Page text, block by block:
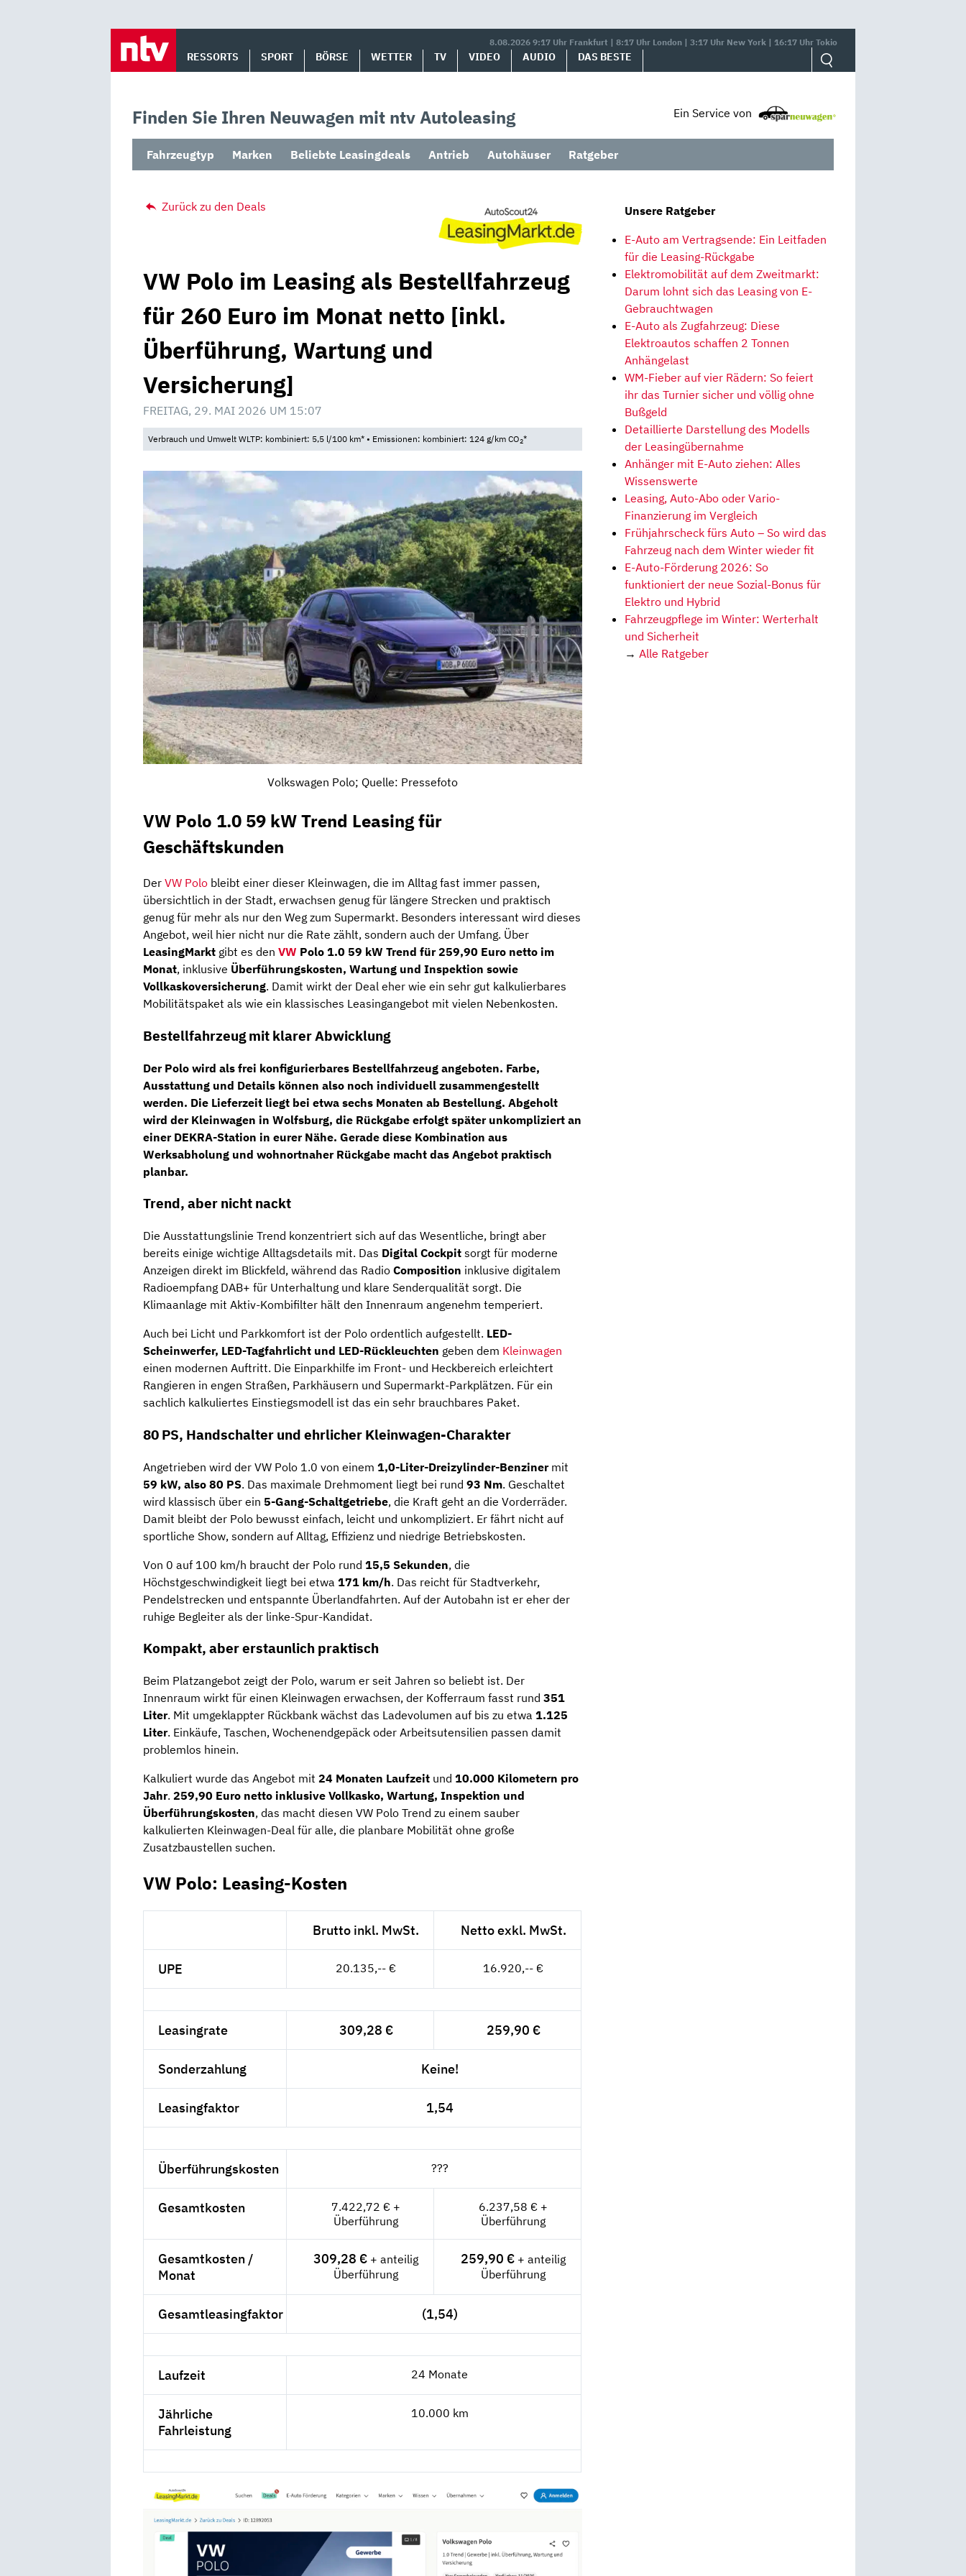
8.08.2026 9:17 Uhr Frankfurt | 8:17 Uhr London | 3:17 Uhr New York | 16:17 Uhr Tokio
RESSORTS SPORT BÖRSE WETTER TV VIDEO AUDIO DAS BESTE
Finden Sie Ihren Neuwagen mit ntv Autoleasing Ein Service von
Fahrzeugtyp Marken Beliebte Leasingdeals Antrieb Autohäuser Ratgeber
Zurück zu den Deals
VW Polo im Leasing als Bestellfahrzeug
für 260 Euro im Monat netto [inkl.
Überführung, Wartung und
Versicherung]
FREITAG, 29. MAI 2026 UM 15:07
Verbrauch und Umwelt WLTP: kombiniert: 5,5 l/100 km* • Emissionen: kombiniert: 124 g/km CO2*
Volkswagen Polo; Quelle: Pressefoto
VW Polo 1.0 59 kW Trend Leasing für
Geschäftskunden
Der VW Polo bleibt einer dieser Kleinwagen, die im Alltag fast immer passen,
übersichtlich in der Stadt, erwachsen genug für längere Strecken und praktisch
genug für mehr als nur den Weg zum Supermarkt. Besonders interessant wird dieses
Angebot, weil hier nicht nur die Rate zählt, sondern auch der Umfang. Über
LeasingMarkt gibt es den VW Polo 1.0 59 kW Trend für 259,90 Euro netto im
Monat, inklusive Überführungskosten, Wartung und Inspektion sowie
Vollkaskoversicherung. Damit wirkt der Deal eher wie ein sehr gut kalkulierbares
Mobilitätspaket als wie ein klassisches Leasingangebot mit vielen Nebenkosten.
Bestellfahrzeug mit klarer Abwicklung
Der Polo wird als frei konfigurierbares Bestellfahrzeug angeboten. Farbe,
Ausstattung und Details können also noch individuell zusammengestellt
werden. Die Lieferzeit liegt bei etwa sechs Monaten ab Bestellung. Abgeholt
wird der Kleinwagen in Wolfsburg, die Rückgabe erfolgt später unkompliziert an
einer DEKRA-Station in eurer Nähe. Gerade diese Kombination aus
Werksabholung und wohnortnaher Rückgabe macht das Angebot praktisch
planbar.
Trend, aber nicht nackt
Die Ausstattungslinie Trend konzentriert sich auf das Wesentliche, bringt aber
bereits einige wichtige Alltagsdetails mit. Das Digital Cockpit sorgt für moderne
Anzeigen direkt im Blickfeld, während das Radio Composition inklusive digitalem
Radioempfang DAB+ für Unterhaltung und klare Senderqualität sorgt. Die
Klimaanlage mit Aktiv-Kombifilter hält den Innenraum angenehm temperiert.
Auch bei Licht und Parkkomfort ist der Polo ordentlich aufgestellt. LED-
Scheinwerfer, LED-Tagfahrlicht und LED-Rückleuchten geben dem Kleinwagen
einen modernen Auftritt. Die Einparkhilfe im Front- und Heckbereich erleichtert
Rangieren in engen Straßen, Parkhäusern und Supermarkt-Parkplätzen. Für ein
sachlich kalkuliertes Einstiegsmodell ist das ein sehr brauchbares Paket.
80 PS, Handschalter und ehrlicher Kleinwagen-Charakter
Angetrieben wird der VW Polo 1.0 von einem 1,0-Liter-Dreizylinder-Benzinermit
59 kW, also 80 PS. Das maximale Drehmoment liegt bei rund 93 Nm. Geschaltet
wird klassisch über ein 5-Gang-Schaltgetriebe, die Kraft geht an die Vorderräder.
Damit bleibt der Polo bewusst einfach, leicht und unkompliziert. Er fährt nicht auf
sportliche Show, sondern auf Alltag, Effizienz und niedrige Betriebskosten.
Von 0 auf 100 km/h braucht der Polo rund 15,5 Sekunden, die
Höchstgeschwindigkeit liegt bei etwa 171 km/h. Das reicht für Stadtverkehr,
Pendelstrecken und entspannte Überlandfahrten. Auf der Autobahn ist er eher der
ruhige Begleiter als der linke-Spur-Kandidat.
Kompakt, aber erstaunlich praktisch
Beim Platzangebot zeigt der Polo, warum er seit Jahren so beliebt ist. Der
Innenraum wirkt für einen Kleinwagen erwachsen, der Kofferraum fasst rund 351
Liter. Mit umgeklappter Rückbank wächst das Ladevolumen auf bis zu etwa 1.125
Liter. Einkäufe, Taschen, Wochenendgepäck oder Arbeitsutensilien passen damit
problemlos hinein.
Kalkuliert wurde das Angebot mit 24 Monaten Laufzeit und 10.000 Kilometern pro
Jahr. 259,90 Euro netto inklusive Vollkasko, Wartung, Inspektion und
Überführungskosten, das macht diesen VW Polo Trend zu einem sauber
kalkulierten Kleinwagen-Deal für alle, die planbare Mobilität ohne große
Zusatzbaustellen suchen.
VW Polo: Leasing-Kosten
Brutto inkl. MwSt. Netto exkl. MwSt.
UPE 20.135,-- € 16.920,-- €
Leasingrate 309,28 € 259,90 €
Sonderzahlung Keine!
Leasingfaktor 1,54
Überführungskosten ???
Gesamtkosten
7.422,72 € +
Überführung
6.237,58 € +
Überführung
Gesamtkosten /
Monat
309,28 € + anteilig
Überführung
259,90 € + anteilig
Überführung
Gesamtleasingfaktor (1,54)
Laufzeit 24 Monate
Jährliche
Fahrleistung
10.000 km
Unsere Ratgeber
E-Auto am Vertragsende: Ein Leitfaden
für die Leasing-Rückgabe
Elektromobilität auf dem Zweitmarkt:
Darum lohnt sich das Leasing von E-
Gebrauchtwagen
E-Auto als Zugfahrzeug: Diese
Elektroautos schaffen 2 Tonnen
Anhängelast
WM-Fieber auf vier Rädern: So feiert
ihr das Turnier sicher und völlig ohne
Bußgeld
Detaillierte Darstellung des Modells
der Leasingübernahme
Anhänger mit E-Auto ziehen: Alles
Wissenswerte
Leasing, Auto-Abo oder Vario-
Finanzierung im Vergleich
Frühjahrscheck fürs Auto – So wird das
Fahrzeug nach dem Winter wieder fit
E-Auto-Förderung 2026: So
funktioniert der neue Sozial-Bonus für
Elektro und Hybrid
Fahrzeugpflege im Winter: Werterhalt
und Sicherheit
→ Alle Ratgeber